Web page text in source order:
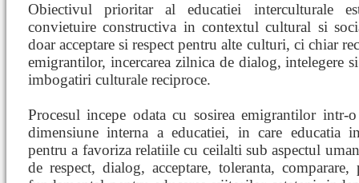
Obiectivul prioritar al educatiei interculturale
convietuire constructiva in contextul cultural si
doar acceptare si respect pentru alte culturi, ci chiar
emigrantilor, incercarea zilnica de dialog, intelegere
imbogatiri culturale reciproce.
Procesul incepe odata cu sosirea emigrantilor
dimensiune interna a educatiei, in care educatia
pentru a favoriza relatiile cu ceilalti sub aspectul
de respect, dialog, acceptare, toleranta,